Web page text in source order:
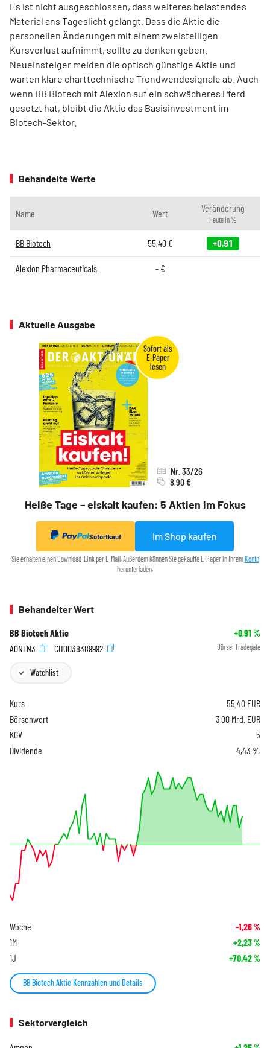
Es ist nicht ausgeschlossen, dass weiteres belastendes
Material ans Tageslicht gelangt. Dass die Aktie die
personellen Änderungen mit einem zweistelligen
Kursverlust aufnimmt, sollte zu denken geben.
Neueinsteiger meiden die optisch günstige Aktie und
warten klare charttechnische Trendwendesignale ab. Auch
wenn BB Biotech mit Alexion auf ein schwächeres Pferd
gesetzt hat, bleibt die Aktie das Basisinvestment im
Biotech-Sektor.
Behandelte Werte
Name Wert Veränderung
Heute in %
BB Biotech 55,40€ +0,91
Alexion Pharmaceuticals -€
Aktuelle Ausgabe
Heiße Tage – eiskalt kaufen: 5 Aktien im Fokus
Nr. 33/26
8,90 €
Sofortkauf Im Shop kaufen
Sie erhalten einen Download-Link per E-Mail. Außerdem können Sie gekaufte E-Paper in Ihrem Konto
herunterladen.
Behandelter Wert
BB Biotech Aktie +0,91 %
A0NFN3
CH0038389992 Börse: Tradegate
Watchlist
Kurs 55,40 EUR
Börsenwert
3,00 Mrd. EUR
KGV
5
Dividende
4,43 %
Woche -1,26%
1M +2,23%
1J +70,42%
BB Biotech Aktie Kennzahlen und Details
Sektorvergleich